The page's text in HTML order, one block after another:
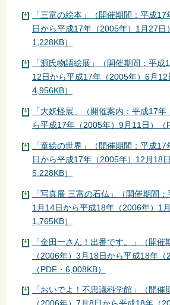
「三富の絵本」（開催期間：平成
日から平成17年（2005年）1月27日
1,228KB）
「源氏物語絵展」（開催期間：平成
12日から平成17年（2005年）6月12
4,956KB）
「大妖怪展」（開催案内：平成17
ら平成17年（2005年）9月11日）（
「童絵の世界」（開催期間：平成
日から平成17年（2005年）12月18
5,228KB）
「写真展 三富の石仏」（開催期間：
1月14日から平成18年（2006年）1
1,765KB）
「金田一さん！出番です。」（開催
（2006年）3月18日から平成18年（
（PDF・6,008KB）
「おいでよ！不思議科学館」（開催